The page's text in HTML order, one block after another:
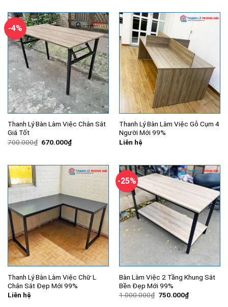
1.530.000₫.
-4%
Thanh Lý Bàn Làm Việc Chân Sắt
Giá Tốt
700.000₫ Giá
670.000₫Giá
hiện
670.000₫.
Thanh Lý Bàn Làm Việc Gỗ Cụm 4
Người Mới 99%
Liên hệ
Thanh Lý Bàn Làm Việc Chữ L
Chân Sắt Đẹp Mới 99%
Liên hệ
-25%
Bàn Làm Việc 2 Tầng Khung Sắt
Bền Đẹp Mới 99%
1.000.000₫ Giá
750.000₫Giá
hiện